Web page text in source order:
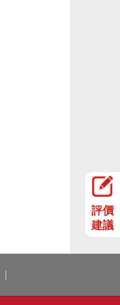
評價
建議